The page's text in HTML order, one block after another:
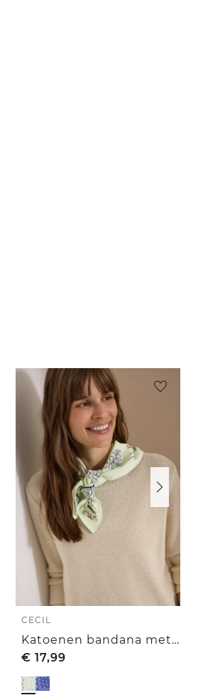
CECIL
Katoenen bandana met print
€ 17,99